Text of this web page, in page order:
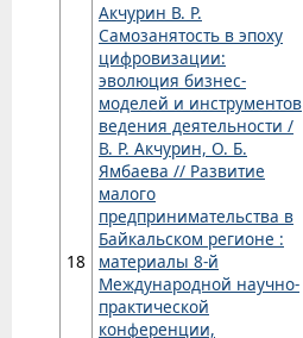
18
Акчурин В. Р.
Самозанятость в эпоху
цифровизации:
эволюция бизнес-
моделей и инструментов
ведения деятельности /
В. Р. Акчурин, О. Б.
Ямбаева // Развитие
малого
предпринимательства в
Байкальском регионе :
материалы 8-й
Международной научно-
практической
конференции,